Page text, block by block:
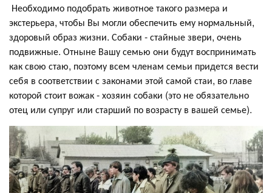
Необходимо подобрать животное такого размера и
экстерьера, чтобы Вы могли обеспечить ему нормальный,
здоровый образ жизни. Собаки - стайные звери, очень
подвижные. Отныне Вашу семью они будут воспринимать
как свою стаю, поэтому всем членам семьи придется вести
себя в соответствии с законами этой самой стаи, во главе
которой стоит вожак - хозяин собаки (это не обязательно
отец или супруг или старший по возрасту в вашей семье).